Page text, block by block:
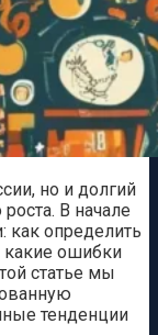
но и долгий
В начале
как определить
какие ошибки
статье мы
тенденции